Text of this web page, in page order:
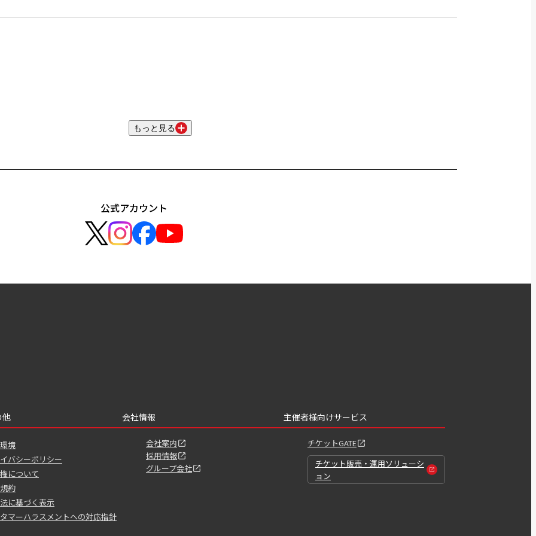
もっと見る
公式アカウント
他
境
バシーポリシー
について
約
に基づく表示
マーハラスメントへの対応指針
会社情報
会社案内
採用情報
グループ会社
主催者様向けサービス
チケットGATE
チケット販売・運用ソリューシ
ョン